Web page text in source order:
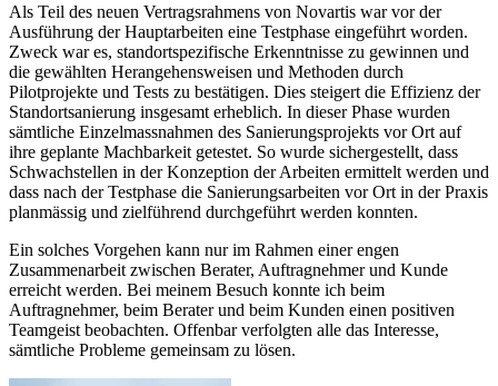
Als Teil des neuen Vertragsrahmens von Novartis war vor der
Ausführung der Hauptarbeiten eine Testphase eingeführt worden.
Zweck war es, standortspezifische Erkenntnisse zu gewinnen und
die gewählten Herangehensweisen und Methoden durch
Pilotprojekte und Tests zu bestätigen. Dies steigert die Effizienz der
Standortsanierung insgesamt erheblich. In dieser Phase wurden
sämtliche Einzelmassnahmen des Sanierungsprojekts vor Ort auf
ihre geplante Machbarkeit getestet. So wurde sichergestellt, dass
Schwachstellen in der Konzeption der Arbeiten ermittelt werden und
dass nach der Testphase die Sanierungsarbeiten vor Ort in der Praxis
planmässig und zielführend durchgeführt werden konnten.
Ein solches Vorgehen kann nur im Rahmen einer engen
Zusammenarbeit zwischen Berater, Auftragnehmer und Kunde
erreicht werden. Bei meinem Besuch konnte ich beim
Auftragnehmer, beim Berater und beim Kunden einen positiven
Teamgeist beobachten. Offenbar verfolgten alle das Interesse,
sämtliche Probleme gemeinsam zu lösen.